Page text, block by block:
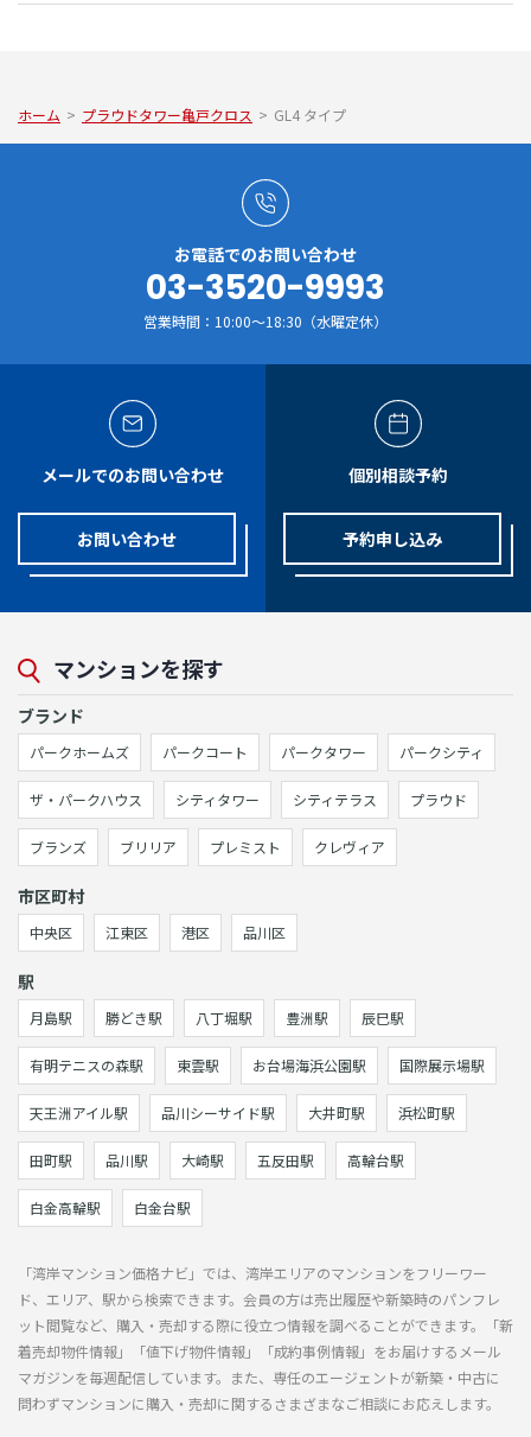
ホーム > プラウドタワー亀戸クロス > GL4 タイプ
お電話でのお問い合わせ
03-3520-9993
営業時間：10:00～18:30（水曜定休）
メールでのお問い合わせ
お問い合わせ
個別相談予約
予約申し込み
マンションを探す
ブランド
パークホームズ パークコート パークタワー パークシティ
ザ・パークハウス シティタワー シティテラス プラウド
ブランズ ブリリア プレミスト クレヴィア
市区町村
中央区 江東区 港区 品川区
駅
月島駅 勝どき駅 八丁堀駅 豊洲駅 辰巳駅
有明テニスの森駅 東雲駅 お台場海浜公園駅 国際展示場駅
天王洲アイル駅 品川シーサイド駅 大井町駅 浜松町駅
田町駅 品川駅 大崎駅 五反田駅 高輪台駅
白金高輪駅 白金台駅
「湾岸マンション価格ナビ」では、湾岸エリアのマンションをフリーワー
ド、エリア、駅から検索できます。会員の方は売出履歴や新築時のパンフレ
ット閲覧など、購入・売却する際に役立つ情報を調べることができます。「新
着売却物件情報」「値下げ物件情報」「成約事例情報」をお届けするメール
マガジンを毎週配信しています。また、専任のエージェントが新築・中古に
問わずマンションに購入・売却に関するさまざまなご相談にお応えします。